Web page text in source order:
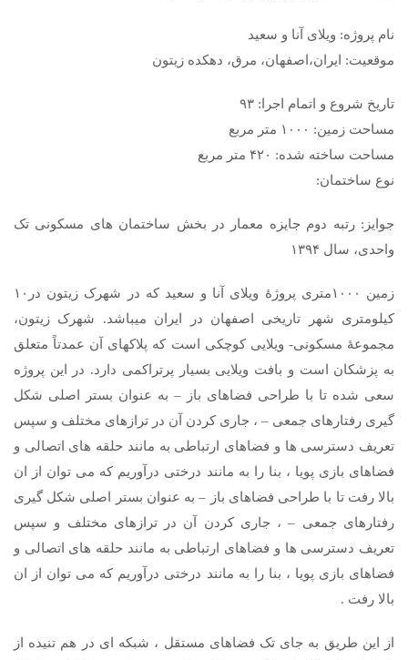
نام پروژه: ویلای آنا و سعید
موقعیت: ایران،اصفهان، مرق، دهکده زیتون
تاریخ شروع و اتمام اجرا: ۹۳
مساحت زمین: ۱۰۰۰ متر مربع
مساحت ساخته شده: ۴۲۰ متر مربع
نوع ساختمان:
جوایز: رتبه دوم جایزه معمار در بخش ساختمان های مسکونی تک
واحدی، سال ۱۳۹۴
زمین ۱۰۰۰متری پروژۀ ویلای آنا و سعید که در شهرک زیتون در۱۰
کیلومتری شهر تاریخی اصفهان در ایران میباشد. شهرک زیتون،
مجموعۀ مسکونی- ویلایی کوچکی است که پلاکهای آن عمدتاً متعلق
به پزشکان است و بافت ویلایی بسیار پرتراکمی دارد. در این پروژه
سعی شده تا با طراحی فضاهای باز – به عنوان بستر اصلی شکل
گیری رفتارهای جمعی – ، جاری کردن آن در ترازهای مختلف و سپس
تعریف دسترسی ها و فضاهای ارتباطی به مانند حلقه های اتصالی و
فضاهای بازی پویا ، بنا را به مانند درختی درآوریم که می توان از ان
بالا رفت تا با طراحی فضاهای باز – به عنوان بستر اصلی شکل گیری
رفتارهای جمعی – ، جاری کردن آن در ترازهای مختلف و سپس
تعریف دسترسی ها و فضاهای ارتباطی به مانند حلقه های اتصالی و
فضاهای بازی پویا ، بنا را به مانند درختی درآوریم که می توان از ان
بالا رفت .
از این طریق به جای تک فضاهای مستقل ، شبکه ای در هم تنیده از